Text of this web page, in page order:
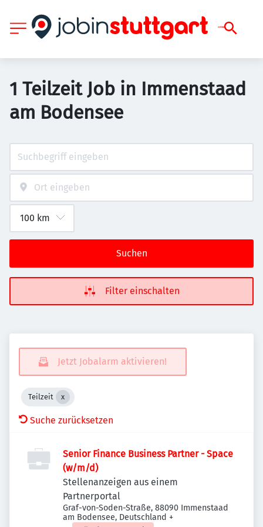
1 Teilzeit Job in Immenstaad
am Bodensee
Suchen
Filter einschalten
Jetzt Jobalarm aktivieren!
Teilzeit
Suche zurücksetzen
Senior Finance Business Partner - Space
(w/m/d)
Stellenanzeigen aus einem
Partnerportal
Graf-von-Soden-Straße, 88090 Immenstaad
am Bodensee, Deutschland +